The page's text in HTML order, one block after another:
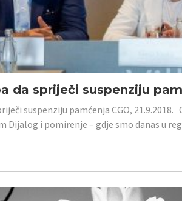
da spriječi suspenziju
suspenziju pamćenja CGO,
Dijalog i pomirenje – gdje smo danas u